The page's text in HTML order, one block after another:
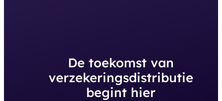
De toekomst van
verzekeringsdistributie
begint hier